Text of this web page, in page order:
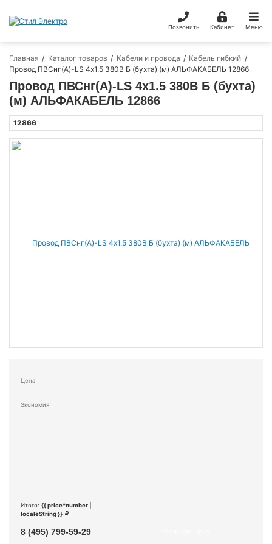
Позвонить Кабинет Меню
Главная Каталог товаров Кабели и провода
Кабель гибкий
Провод ПВСнг(А)-LS 4х1.5 380В Б (бухта) (м) АЛЬФАКАБЕЛЬ 12866
Провод ПВСнг(А)-LS 4х1.5 380В Б (бухта)
(м) АЛЬФАКАБЕЛЬ 12866
12866
Цена
Экономия
Итого: {{ price*number |
localeString }}
8 (495) 799-59-29